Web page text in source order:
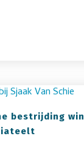
bestrijding